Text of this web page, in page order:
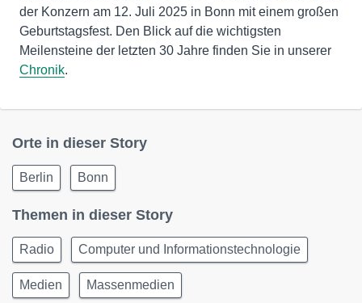
der Konzern am 12. Juli 2025 in Bonn mit einem großen
Geburtstagsfest. Den Blick auf die wichtigsten
Meilensteine der letzten 30 Jahre finden Sie in unserer
Chronik.
Orte in dieser Story
Berlin Bonn
Themen in dieser Story
Radio Computer und Informationstechnologie
Medien Massenmedien